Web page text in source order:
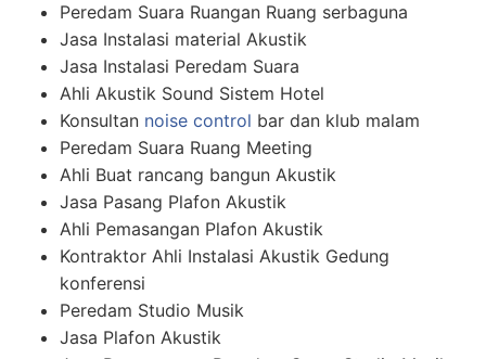
Peredam Suara Ruangan Ruang serbaguna
Jasa Instalasi material Akustik
Jasa Instalasi Peredam Suara
Ahli Akustik Sound Sistem Hotel
Konsultan noise control bar dan klub malam
Peredam Suara Ruang Meeting
Ahli Buat rancang bangun Akustik
Jasa Pasang Plafon Akustik
Ahli Pemasangan Plafon Akustik
Kontraktor Ahli Instalasi Akustik Gedung
konferensi
Peredam Studio Musik
Jasa Plafon Akustik